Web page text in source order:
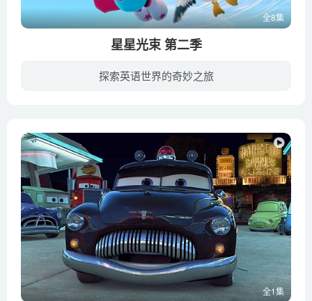
全8集
星星光束 第二季
探索英语世界的奇妙之旅
全1集